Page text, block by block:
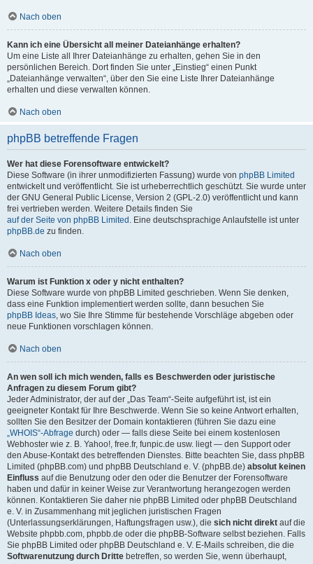
Nach oben
Kann ich eine Übersicht all meiner Dateianhänge erhalten?
Um eine Liste all Ihrer Dateianhänge zu erhalten, gehen Sie in den
persönlichen Bereich. Dort finden Sie unter „Einstieg“ einen Punkt
„Dateianhänge verwalten“, über den Sie eine Liste Ihrer Dateianhänge
erhalten und diese verwalten können.
Nach oben
phpBB betreffende Fragen
Wer hat diese Forensoftware entwickelt?
Diese Software (in ihrer unmodifizierten Fassung) wurde von phpBB Limited
entwickelt und veröffentlicht. Sie ist urheberrechtlich geschützt. Sie wurde unter
der GNU General Public License, Version 2 (GPL-2.0) veröffentlicht und kann
frei vertrieben werden. Weitere Details finden Sie
auf der Seite von phpBB Limited . Eine deutschsprachige Anlaufstelle ist unter
phpBB.de zu finden.
Nach oben
Warum ist Funktion x oder y nicht enthalten?
Diese Software wurde von phpBB Limited geschrieben. Wenn Sie denken,
dass eine Funktion implementiert werden sollte, dann besuchen Sie
phpBB Ideas, wo Sie Ihre Stimme für bestehende Vorschläge abgeben oder
neue Funktionen vorschlagen können.
Nach oben
An wen soll ich mich wenden, falls es Beschwerden oder juristische
Anfragen zu diesem Forum gibt?
Jeder Administrator, der auf der „Das Team“-Seite aufgeführt ist, ist ein
geeigneter Kontakt für Ihre Beschwerde. Wenn Sie so keine Antwort erhalten,
sollten Sie den Besitzer der Domain kontaktieren (führen Sie dazu eine
„WHOIS“-Abfrage durch) oder — falls diese Seite bei einem kostenlosen
Webhoster wie z. B. Yahoo!, free.fr, funpic.de usw. liegt — den Support oder
den Abuse-Kontakt des betreffenden Dienstes. Bitte beachten Sie, dass phpBB
Limited (phpBB.com) und phpBB Deutschland e. V. (phpBB.de) absolut keinen
Einfluss auf die Benutzung oder den oder die Benutzer der Forensoftware
haben und dafür in keiner Weise zur Verantwortung herangezogen werden
können. Kontaktieren Sie daher nie phpBB Limited oder phpBB Deutschland
e. V. in Zusammenhang mit jeglichen juristischen Fragen
(Unterlassungserklärungen, Haftungsfragen usw.), die sich nicht direkt auf die
Website phpbb.com, phpbb.de oder die phpBB-Software selbst beziehen. Falls
Sie phpBB Limited oder phpBB Deutschland e. V. E-Mails schreiben, die die
Softwarenutzung durch Dritte betreffen, so werden Sie, wenn überhaupt,